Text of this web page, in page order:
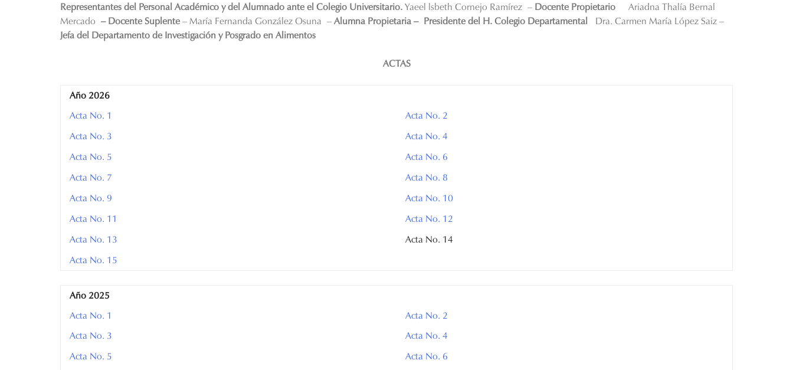
Representantes del Personal Académico y del Alumnado ante el Colegio Universitario. Yaeel lsbeth Cornejo Ramírez – Docente Propietario
Ariadna Thalía Bernal
Mercado – Docente Suplente – María Fernanda González Osuna – Alumna Propietaria – Presidente del H. Colegio Departamental
Dra. Carmen María López Saiz –
Jefa del Departamento de Investigación y Posgrado en Alimentos
ACTAS
Año 2026
Acta No. 1
Acta No. 2
Acta No. 3
Acta No. 4
Acta No. 5
Acta No. 6
Acta No. 7
Acta No. 8
Acta No. 9
Acta No. 10
Acta No. 11
Acta No. 12
Acta No. 13
Acta No. 14
Acta No. 15
Año 2025
Acta No. 1
Acta No. 2
Acta No. 3
Acta No. 4
Acta No. 5
Acta No. 6